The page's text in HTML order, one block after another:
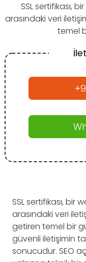
SSL sertifikası,
arasındaki veri
temel
SSL sertifikası, bir
arasındaki veri
getiren temel bir
güvenli iletişimin
sonucudur. SEO